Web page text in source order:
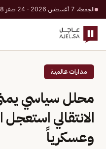
الجمعة، 7 أغسطس 2026 · 24 صفر 1448 هـ
مدارات عالمية
محلل سياسي
الانتقالي استعجل
وعسكرياً